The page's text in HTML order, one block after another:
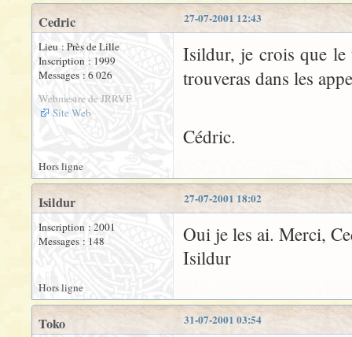
27-07-2001 12:43
Cedric
Lieu : Près de Lille
Inscription : 1999
Messages : 6 026
Webmestre de JRRVF
Site Web
Isildur, je crois que le
trouveras dans les
Cédric.
Hors ligne
27-07-2001 18:02
Isildur
Inscription : 2001
Messages : 148
Oui je les ai. Merci,
Isildur
Hors ligne
31-07-2001 03:54
Toko